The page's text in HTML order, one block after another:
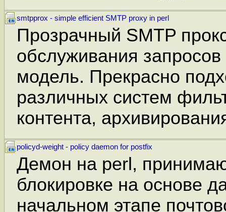
smtpprox - simple efficient SMTP proxy in perl
Прозрачный SMTP
обслуживания
модель. Прекрасно
различных систем
контента,
policyd-weight - policy daemon for postfix
Демон на perl,
блокировке на основе
начальном этапе